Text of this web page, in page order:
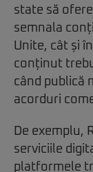
state să
semnala
Unite, cât și
conținut
când publică
acorduri
De exemplu,
serviciile
platformele